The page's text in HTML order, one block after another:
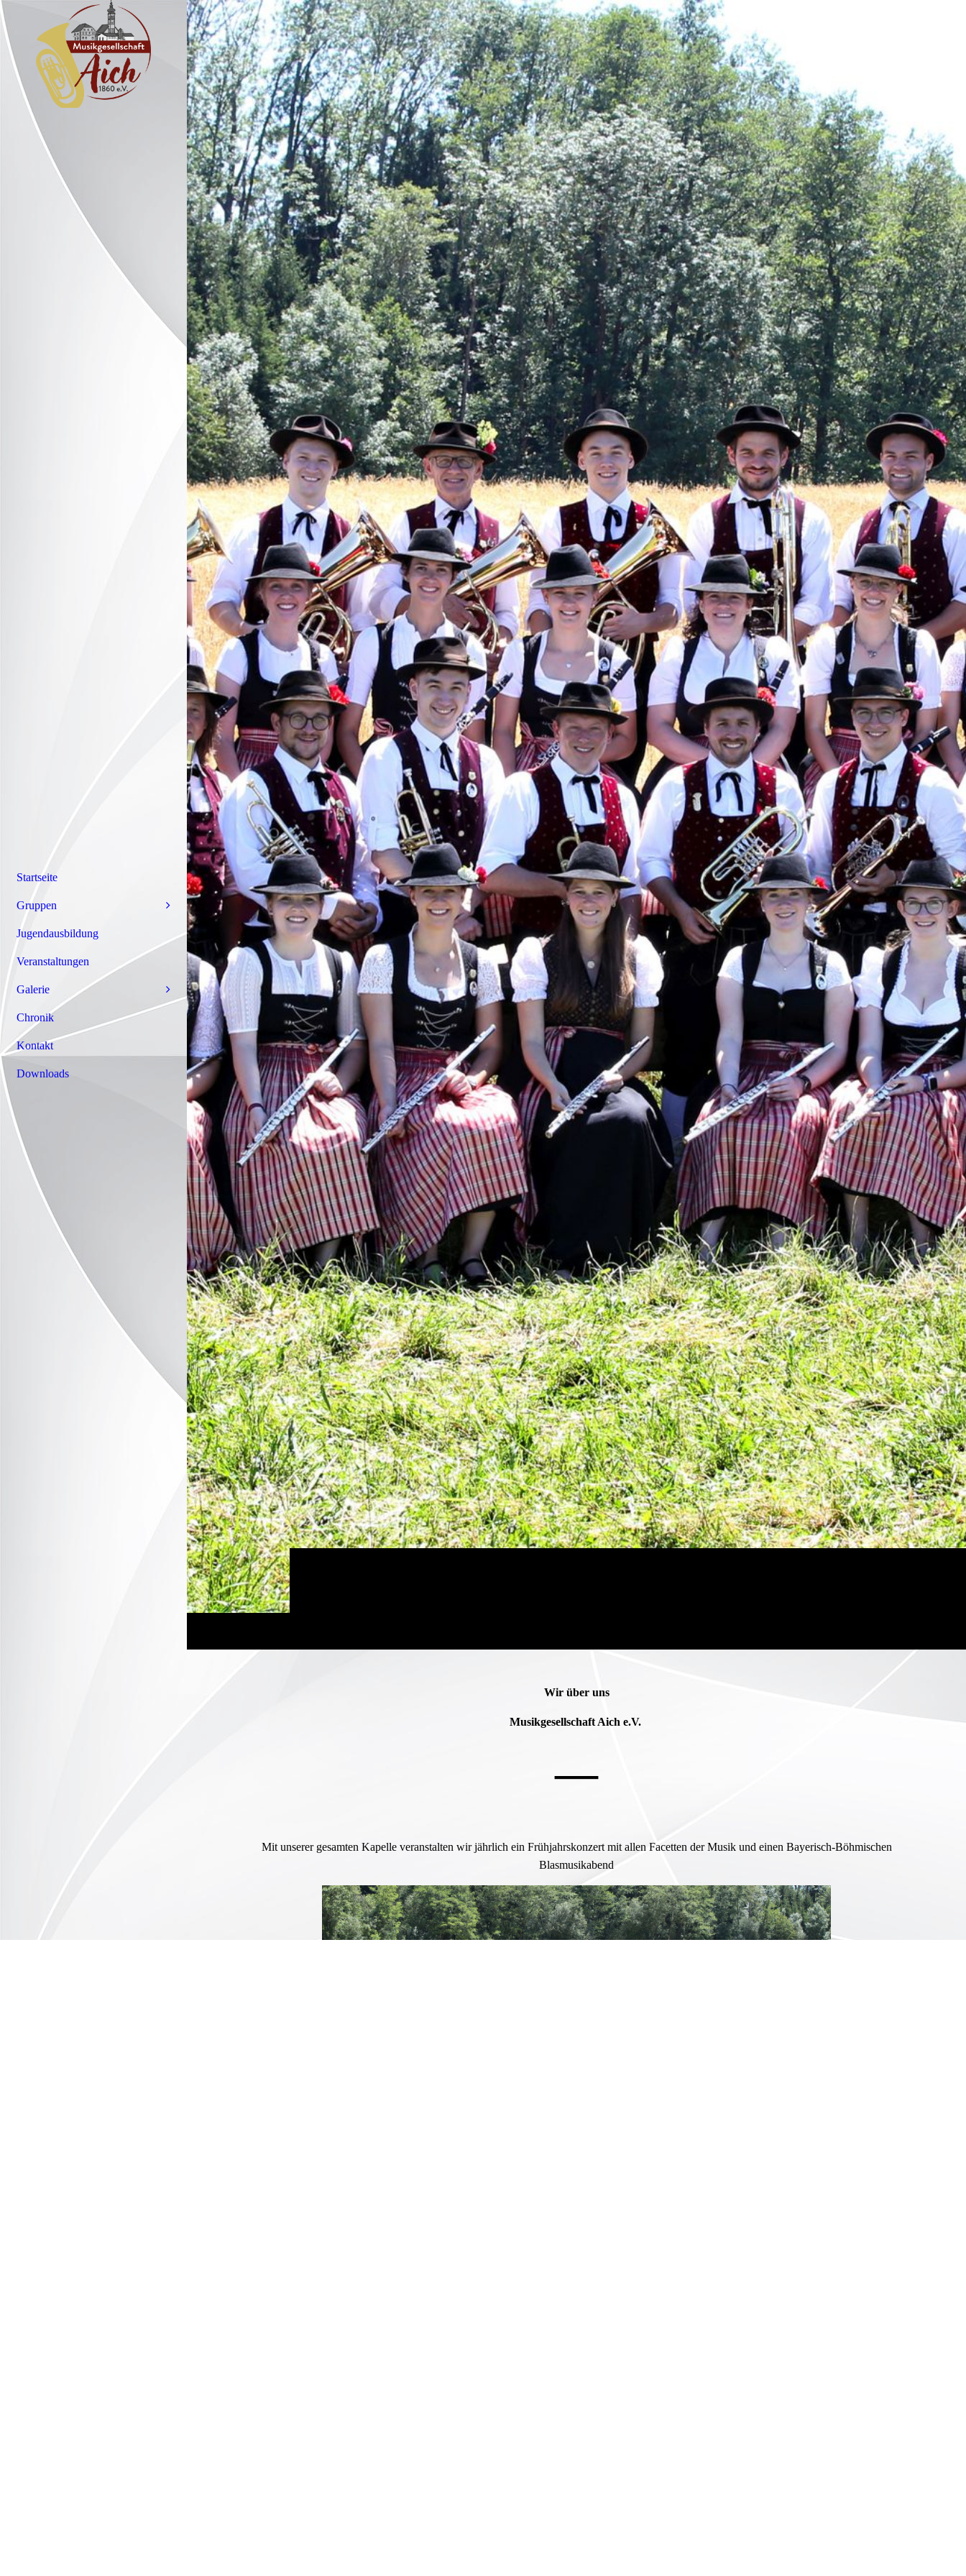
Wir über uns
Musikgesellschaft Aich e.V.
—
Mit unserer gesamten Kapelle veranstalten wir jährlich ein Frühjahrskonzert mit allen Facetten der Musik und einen Bayerisch-Böhmischen
Blasmusikabend
Startseite
Gruppen
Jugendausbildung
Veranstaltungen
Galerie
Chronik
Kontakt
Downloads